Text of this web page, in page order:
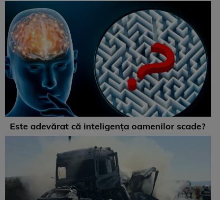
Este adevărat că inteligența oamenilor scade?